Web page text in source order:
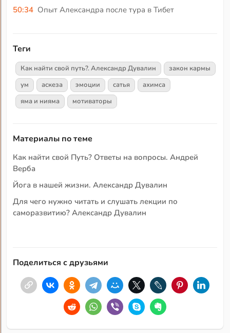
50:34 Опыт Александра после тура в Тибет
Теги
Как найти свой путь?. Александр Дувалин
закон кармы
ум
аскеза эмоции сатья
ахимса
яма и нияма
мотиваторы
Материалы по теме
Как найти свой Путь? Ответы на вопросы. Андрей
Верба
Йога в нашей жизни. Александр Дувалин
Для чего нужно читать и слушать лекции по
саморазвитию? Александр Дувалин
Поделиться с друзьями